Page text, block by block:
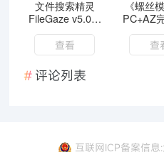
文件搜索精灵
FileGaze v5.0便
携版
查看
《螺丝
PC+AZ
集
查
评论列表
互联网ICP备案信息